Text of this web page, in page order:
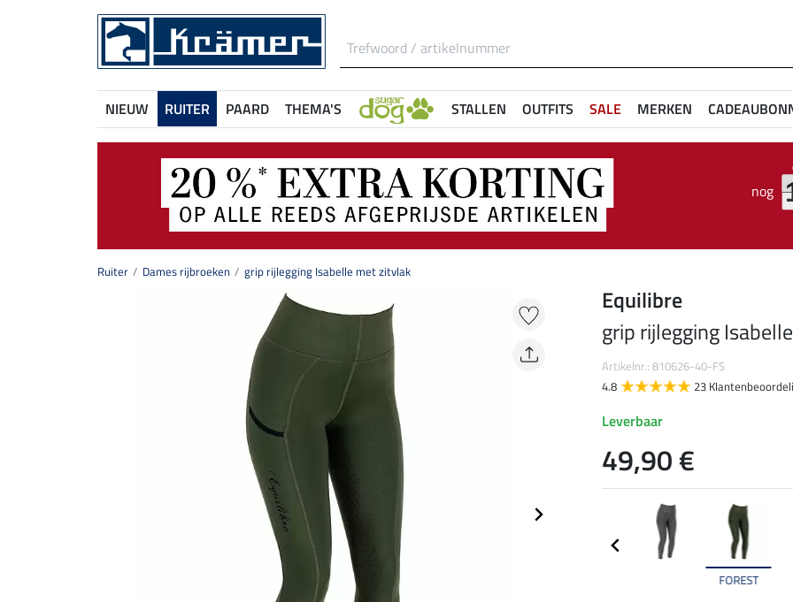
NIEUW RUITER PAARD THEMA'S STALLEN OUTFITS SALE MERKEN
nog
Ruiter Dames rijbroeken grip rijlegging Isabelle met zitvlak
FOREST
Equilibre
grip rijlegging
Artikelnr.: 810626-40-FS
4.8
23
Leverbaar
49,90 €